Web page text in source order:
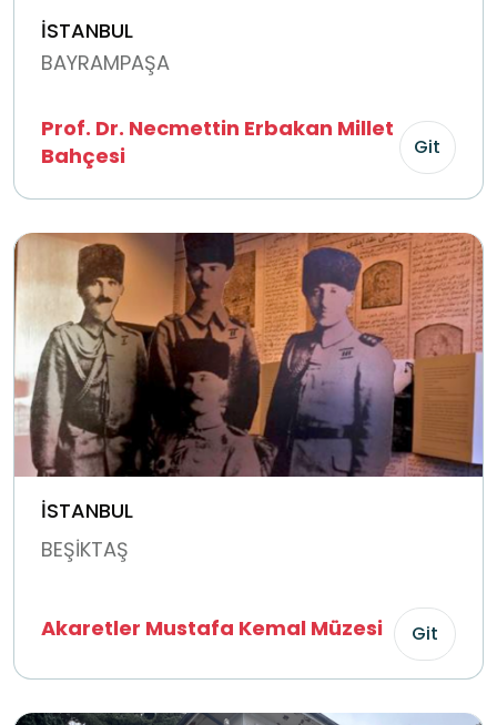
İSTANBUL
BAYRAMPAŞA
Prof. Dr. Necmettin Erbakan Millet
Bahçesi
Git
İSTANBUL
BEŞİKTAŞ
Akaretler Mustafa Kemal Müzesi Git